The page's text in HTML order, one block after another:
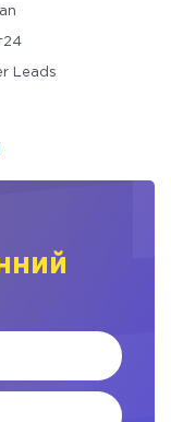
Leads